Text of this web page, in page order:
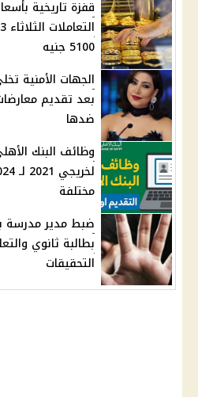
قفزة تاريخية
5100 جنيه
الجهات الأمنية
بعد تقديم
ضدها
مختلفة
ضبط مدير مدرسة
بطالبة ثانوي
التحقيقات